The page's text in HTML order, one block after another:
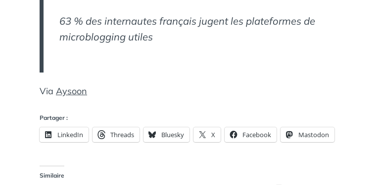
63 % des internautes français jugent les plateformes de
microblogging utiles
Via Aysoon
Partager :
LinkedIn Threads Bluesky X Facebook Mastodon
Similaire